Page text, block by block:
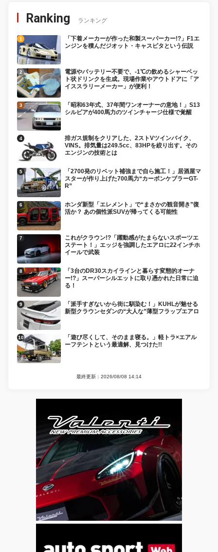
Ranking ランキング
「下着メーカーが作った和製スーパーカー!?」F1エ
ンジンを積んだジオット・キャスピタという伝説
電源やバッテリー不要で、-1℃の飲めるシャーベッ
ト状ドリンクを生成。現場作業やアウトドアに「ア
イススラリーメーカー」が便利！
「昭和63年式、37年間ワンオーナーの意地！」S13
シルビアが400馬力のツインチャージ仕様で覚醒
排ガス規制をクリアした、2ストVツインバイク、
VINS。排気量は249.5cc、83HPを絞り出す。その
エンジンの技術とは
「2700発のリベット補強まで自ら施工！」居酒屋マ
スターが作り上げた700馬力“カーボンケブラーGT-
R”
ホンダ新型「エレメント」で“まさかの観音開き”復
活か？ あの個性派SUVが帰ってくる可能性
これがクラウン!?「躍動感がたまらないスポーツエ
ステート！」エッジを強調したエアロに22インチホ
イールで武装
「3台のDR30スカイラインと暮らす変態的オーナ
ー!?」スーパーシルエットに取り憑かれた日常に迫
る！
「派手すぎないから街に馴染む！」KUHLが魅せる
新型クラウンセダンの“大人な”薄型フラップエアロ
「遊び尽くして、そのまま寝る。」軽トラ×エアル
ーフテントという最適解、見つけた!!
最終更新：2026/08/08 14:14